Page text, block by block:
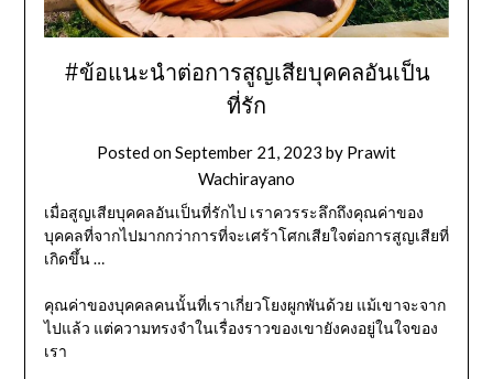
#ข้อแนะนำต่อการสูญเสียบุคคลอันเป็น
ที่รัก
Posted onSeptember 21, 2023 by Prawit
Wachirayano
เมื่อสูญเสียบุคคลอันเป็นที่รักไป เราควรระลึกถึงคุณค่าของ
บุคคลที่จากไปมากกว่าการที่จะเศร้าโศกเสียใจต่อการสูญเสียที่
เกิดขึ้น …
คุณค่าของบุคคลคนนั้นที่เราเกี่ยวโยงผูกพันด้วย แม้เขาจะจาก
ไปแล้ว แต่ความทรงจำในเรื่องราวของเขายังคงอยู่ในใจของ
เรา